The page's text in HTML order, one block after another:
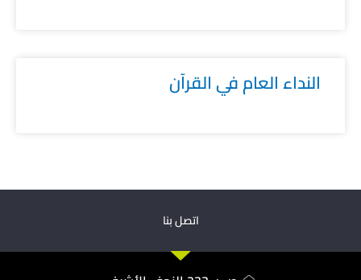
النداء العام في القرآن
اتصل بنا